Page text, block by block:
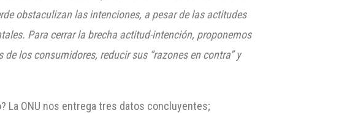
obstaculizan las intenciones, a pesar de las actitudes
Para cerrar la brecha actitud-intención, proponemos
los consumidores, reducir sus “razones en contra” y
La ONU nos entrega tres datos concluyentes;